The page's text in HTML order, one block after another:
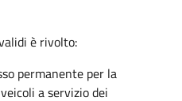
è rivolto:
permanente per la
a servizio dei